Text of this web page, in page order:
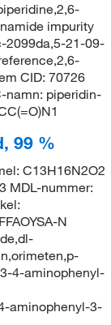
impurity
2099da,5-21-09-
CID: 70726
namn: piperidin-
99 %
C13H16N2O2
MDL-nummer:
N
4-aminophenyl-
aminophenyl-3-